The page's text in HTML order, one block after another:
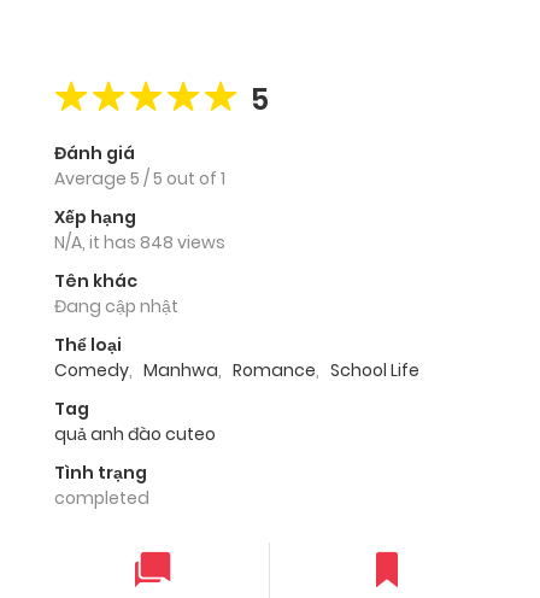
5
Đánh giá
Average 5 /5 out of 1
Xếp hạng
N/A, it has 848 views
Tên khác
Đang cập nhật
Thể loại
Comedy, Manhwa, Romance, School Life
Tag
quả anh đào cuteo
Tình trạng
completed